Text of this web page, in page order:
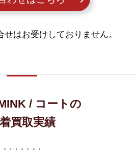
はお受けしておりません。
/ コートの
買取実績